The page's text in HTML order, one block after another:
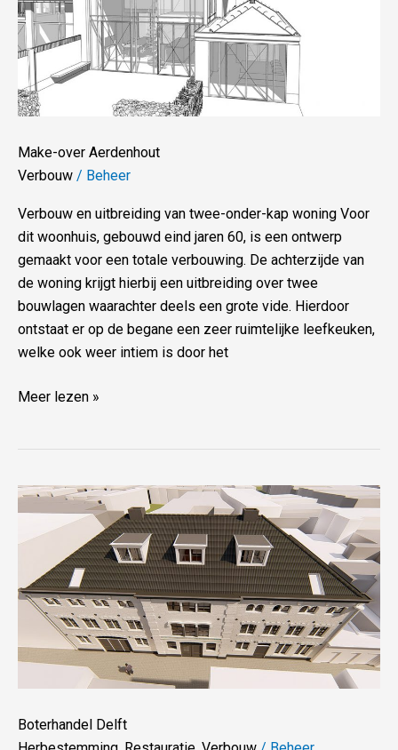
Make-over Aerdenhout
Verbouw / Beheer
Verbouw en uitbreiding van twee-onder-kap woning Voor
dit woonhuis, gebouwd eind jaren 60, is een ontwerp
gemaakt voor een totale verbouwing. De achterzijde van
de woning krijgt hierbij een uitbreiding over twee
bouwlagen waarachter deels een grote vide. Hierdoor
ontstaat er op de begane een zeer ruimtelijke leefkeuken,
welke ook weer intiem is door het
Meer lezen »
Boterhandel Delft
Boterhandel
Delft